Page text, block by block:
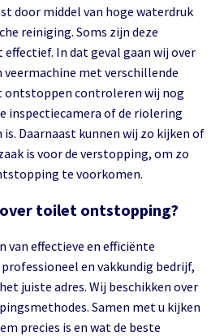
door middel van hoge waterdruk
reiniging. Soms zijn deze
In dat geval gaan wij over
veermachine met verschillende
ontstoppen controleren wij nog
inspectiecamera of de riolering
Daarnaast kunnen wij zo kijken of
is voor de verstopping, om zo
te voorkomen.
toilet ontstopping?
van effectieve en efficiënte
en vakkundig bedrijf,
juiste adres. Wij beschikken over
Samen met u kijken
precies is en wat de beste